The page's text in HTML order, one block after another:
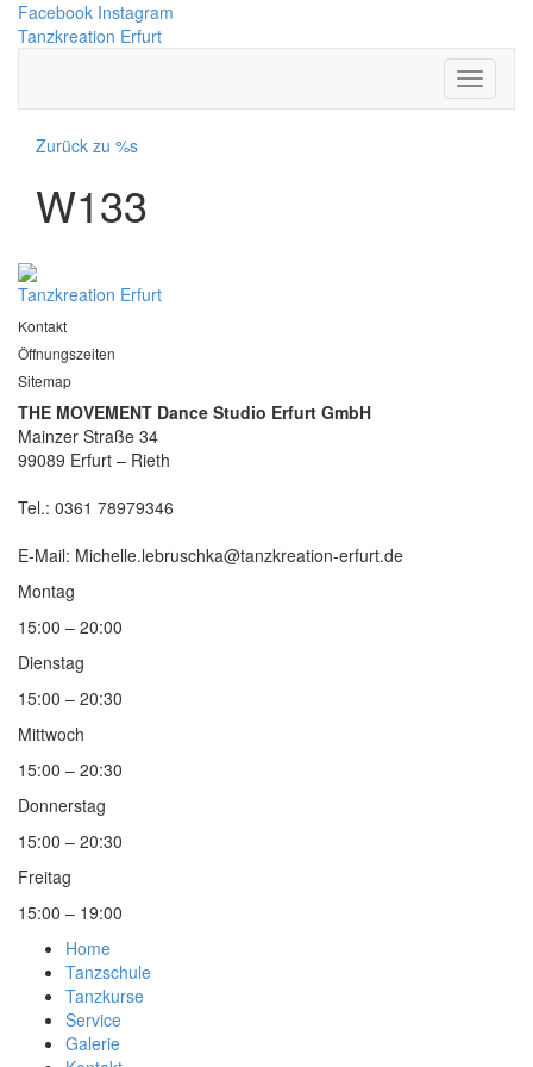
Facebook Instagram
Tanzkreation Erfurt
Zurück zu %s
W133
Tanzkreation Erfurt
Kontakt
Öffnungszeiten
Sitemap
THE MOVEMENT Dance Studio Erfurt GmbH
Mainzer Straße 34
99089 Erfurt – Rieth
Tel.: 0361 78979346
E-Mail: Michelle.lebruschka@tanzkreation-erfurt.de
Montag
15:00 – 20:00
Dienstag
15:00 – 20:30
Mittwoch
15:00 – 20:30
Donnerstag
15:00 – 20:30
Freitag
15:00 – 19:00
Home
Tanzschule
Tanzkurse
Service
Galerie